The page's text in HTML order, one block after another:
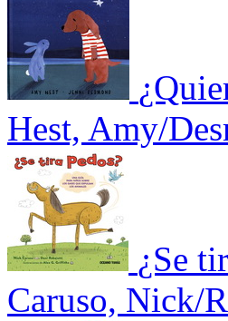
Hest, Amy/
¿Se
Caruso, Nick/